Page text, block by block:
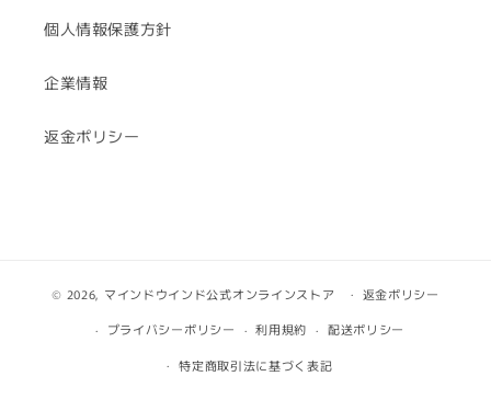
個人情報保護方針
企業情報
返金ポリシー
© 2026, マインドウインド公式オンラインストア 返金ポリシー
プライバシーポリシー 利用規約 配送ポリシー
特定商取引法に基づく表記